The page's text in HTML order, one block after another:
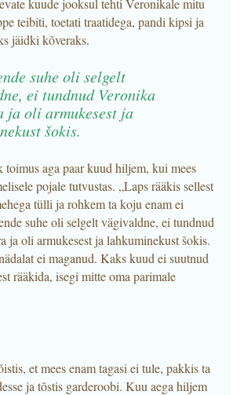
kuude jooksul tehti Veronikale mitu
teibiti, toetati traatidega, pandi kipsi ja
jäidki kõveraks.
suhe oli selgelt
ei tundnud Veronika
ja oli armukesest ja
šokis.
toimus aga paar kuud hiljem, kui mees
pojale tutvustas. „Laps rääkis sellest
tülli ja rohkem ta koju enam ei
suhe oli selgelt vägivaldne, ei tundnud
ja oli armukesest ja lahkuminekust šokis.
ei maganud. Kaks kuud ei suutnud
rääkida, isegi mitte oma parimale
et mees enam tagasi ei tule, pakkis ta
ja tõstis garderoobi. Kuu aega hiljem